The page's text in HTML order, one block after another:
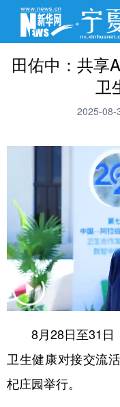
田佑中：共享
卫
2025-08-
8月28日至31日
卫生健康对接交流
杞庄园举行。